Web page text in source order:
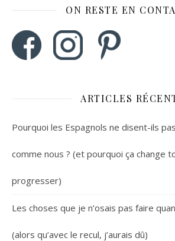
ON RESTE EN
ARTICLES
Pourquoi les Espagnols ne disent-ils
comme nous ? (et pourquoi ça change
progresser)
Les choses que je n’osais pas faire
(alors qu’avec le recul, j’aurais dû)